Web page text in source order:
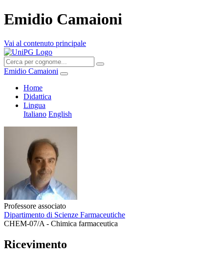
Emidio Camaioni
Vai al contenuto principale
Emidio Camaioni
Home
Didattica
Lingua
Italiano English
Professore associato
Dipartimento di Scienze Farmaceutiche
CHEM-07/A - Chimica farmaceutica
Ricevimento